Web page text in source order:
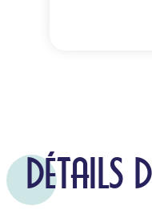
DÉTAILS